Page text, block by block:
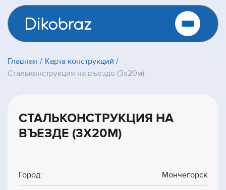
Главная
Карта конструкций
Стальконструкция на въезде (3х20м)
СТАЛЬКОНСТРУКЦИЯ НА
ВЪЕЗДЕ (3Х20М)
Город: Мончегорск